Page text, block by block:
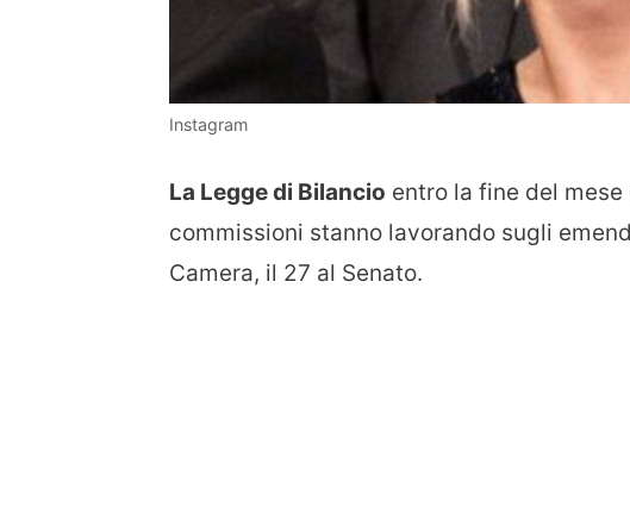
Instagram
La Legge di Bilancio entro la fine del
commissioni stanno lavorando sugli
Camera, il 27 al Senato.